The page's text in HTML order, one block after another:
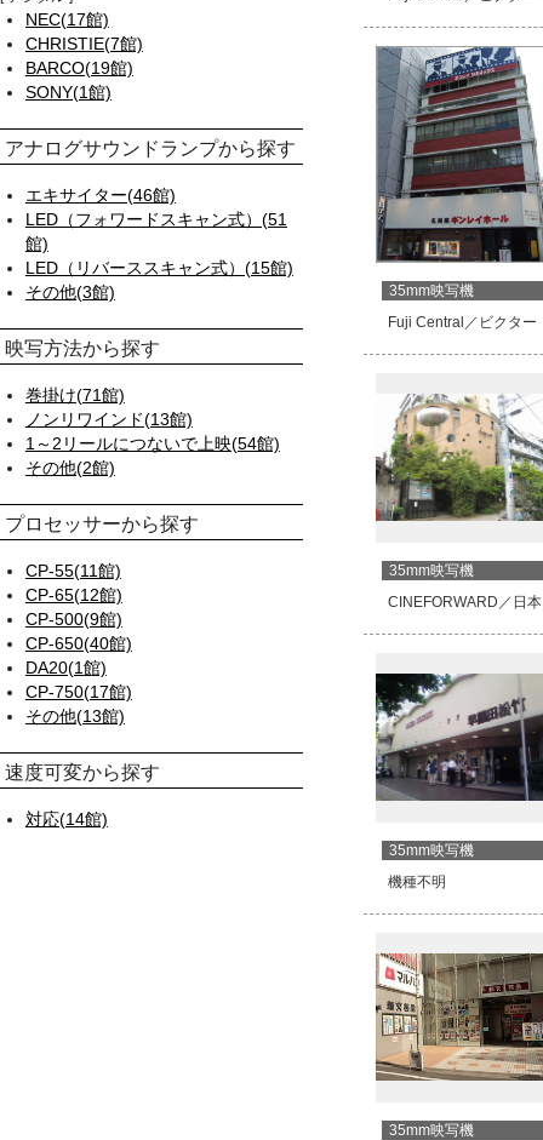
35mm映写機
Fuji Central／ビクター
35mm映写機
CINEFORWARD／日
35mm映写機
機種不明
35mm映写機
NEC(17館)
CHRISTIE(7館)
BARCO(19館)
SONY(1館)
アナログサウンドランプから探す
エキサイター(46館)
LED（フォワードスキャン式）(51
館)
LED（リバーススキャン式）(15館)
その他(3館)
映写方法から探す
巻掛け(71館)
ノンリワインド(13館)
1～2リールにつないで上映(54館)
その他(2館)
プロセッサーから探す
CP-55(11館)
CP-65(12館)
CP-500(9館)
CP-650(40館)
DA20(1館)
CP-750(17館)
その他(13館)
速度可変から探す
対応(14館)